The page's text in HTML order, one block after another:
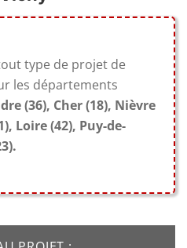
type de projet de
les départements
(36), Cher (18), Nièvre
Loire (42), Puy-de-